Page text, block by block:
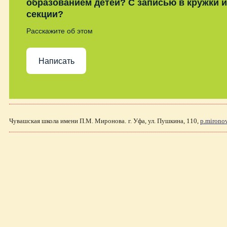
образованием детей? С записью в кружки и
секции?
Расскажите об этом
Написать
Чувашская школа имени П.М. Миронова. г. Уфа, ул. Пушкина, 110,